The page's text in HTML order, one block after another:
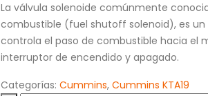
La válvula solenoide comúnmente
combustible (fuel shutoff solenoid), es
controla el paso de combustible hacia el
interruptor de encendido y apagado.
Categorías: Cummins, Cummins KTA19